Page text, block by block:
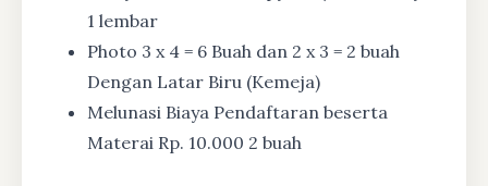
1 lembar
Photo 3 x 4 = 6 Buah dan 2 x 3 = 2 buah
Dengan Latar Biru (Kemeja)
Melunasi Biaya Pendaftaran beserta
Materai Rp. 10.000 2 buah